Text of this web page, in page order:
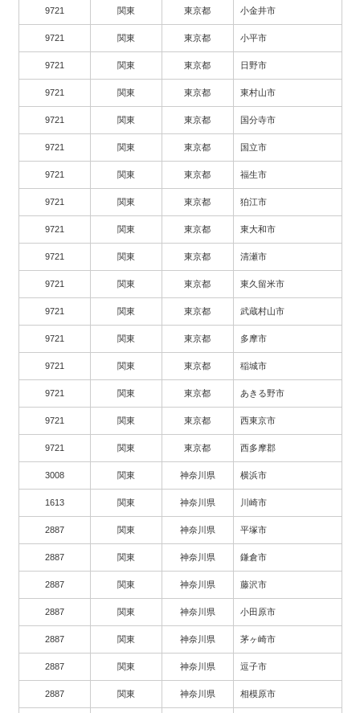
9721 関東 東京都 小金井市
9721 関東 東京都 小平市
9721 関東 東京都 日野市
9721 関東 東京都 東村山市
9721 関東 東京都 国分寺市
9721 関東 東京都 国立市
9721 関東 東京都 福生市
9721 関東 東京都 狛江市
9721 関東 東京都 東大和市
9721 関東 東京都 清瀬市
9721 関東 東京都 東久留米市
9721 関東 東京都 武蔵村山市
9721 関東 東京都 多摩市
9721 関東 東京都 稲城市
9721 関東 東京都 あきる野市
9721 関東 東京都 西東京市
9721 関東 東京都 西多摩郡
3008 関東 神奈川県 横浜市
1613 関東 神奈川県 川崎市
2887 関東 神奈川県 平塚市
2887 関東 神奈川県 鎌倉市
2887 関東 神奈川県 藤沢市
2887 関東 神奈川県 小田原市
2887 関東 神奈川県 茅ヶ崎市
2887 関東 神奈川県 逗子市
2887 関東 神奈川県 相模原市